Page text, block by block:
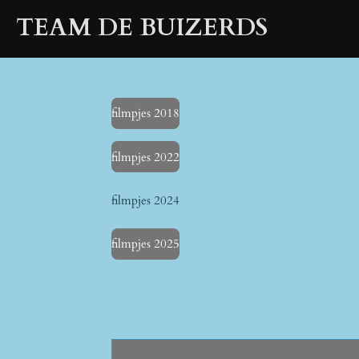
Ga
direct
TEAM DE BUIZERDS
filmpjes 2018
filmpjes 2022
filmpjes 2024
filmpjes 2025